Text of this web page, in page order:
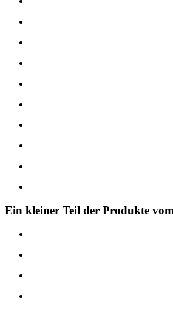
Ein kleiner Teil der Produkte